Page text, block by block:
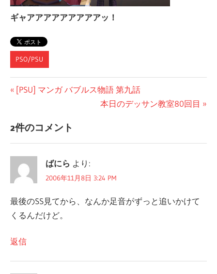
ギャアアアアアアアアアッ！
PSO/PSU
投
ナ
ビ
ゲ
ー
シ
ョ
ン
前
事:
[PSU] マンガ バブルス物語 第九話
次
事:
本日のデッサン教室80回目
2件のコメント
ばにら より:
2006年11月8日 3:24 PM
最後のSS見てから、なんか足音がずっと追いかけて
くるんだけど。
返信